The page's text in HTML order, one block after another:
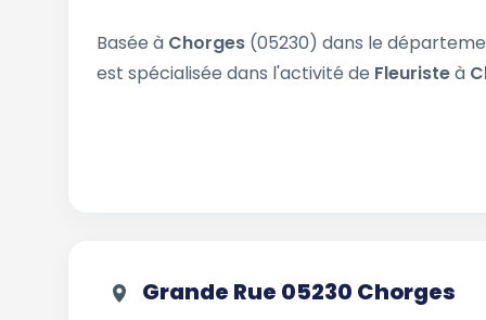
Basée à Chorges (05230) dans le
est spécialisée dans l'activité de Fleuristeà
Grande Rue 05230 Chorges